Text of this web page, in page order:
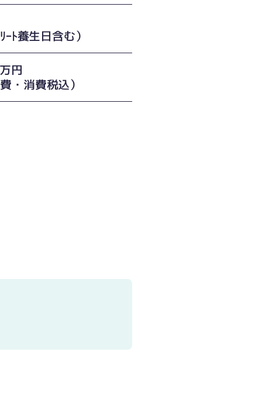
ﾄ養生日含む）
円
・消費税込）